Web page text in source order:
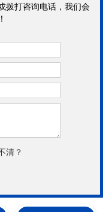
拨打咨询电话，我们会
清？